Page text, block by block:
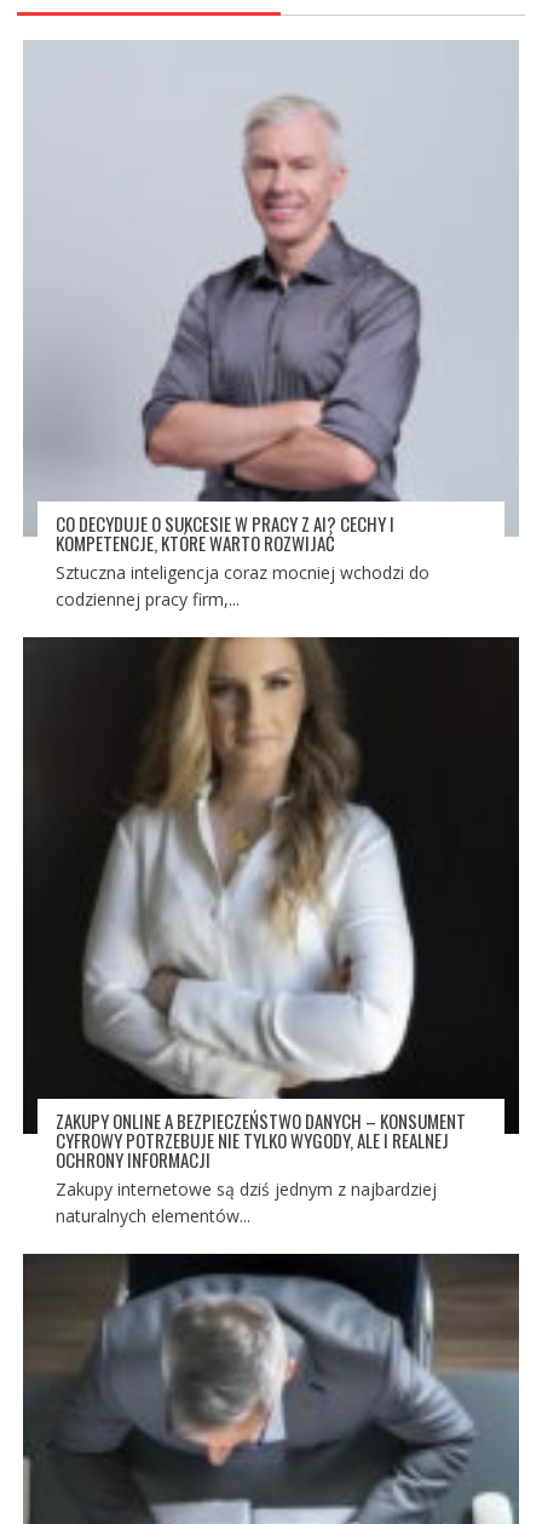
CO DECYDUJE O SUKCESIE W PRACY Z AI? CECHY I
KOMPETENCJE, KTÓRE WARTO ROZWIJAĆ
Sztuczna inteligencja coraz mocniej wchodzi do
codziennej pracy firm,...
ZAKUPY ONLINE A BEZPIECZEŃSTWO DANYCH – KONSUMENT
CYFROWY POTRZEBUJE NIE TYLKO WYGODY, ALE I REALNEJ
OCHRONY INFORMACJI
Zakupy internetowe są dziś jednym z najbardziej
naturalnych elementów...